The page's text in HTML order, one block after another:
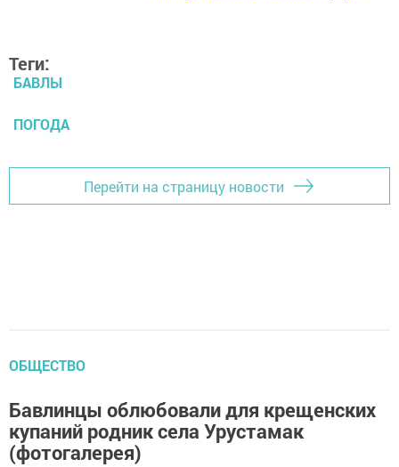
Теги:
БАВЛЫ
ПОГОДА
Перейти на страницу новости
ОБЩЕСТВО
Бавлинцы облюбовали для крещенских
купаний родник села Урустамак
(фотогалерея)